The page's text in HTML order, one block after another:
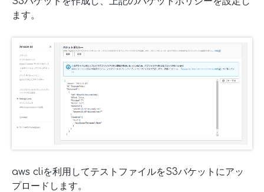
ます。
aws cliを利用してテストファイルをS3バケットにアッ
プロードします。